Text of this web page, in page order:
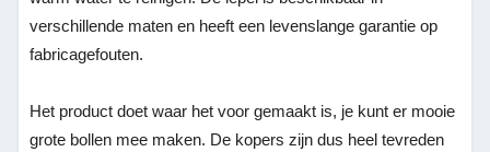
verschillende maten en heeft een levenslange garantie op
fabricagefouten.
Het product doet waar het voor gemaakt is, je kunt er mooie
grote bollen mee maken. De kopers zijn dus heel tevreden